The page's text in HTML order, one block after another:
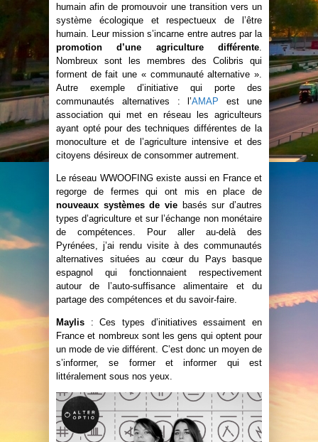
humain afin de promouvoir une transition vers un
système écologique et respectueux de l’être
humain. Leur mission s’incarne entre autres par la
promotion d’une agriculture différente
Nombreux sont les membres des Colibris qui
forment de fait une « communauté alternative ».
Autre exemple d’initiative qui porte des
communautés alternatives : l’AMAP est une
association qui met en réseau les agriculteurs
ayant opté pour des techniques différentes de la
monoculture et de l’agriculture intensive et des
citoyens désireux de consommer autrement.
Le réseau WWOOFING existe aussi en France et
regorge de fermes qui ont mis en place de
nouveaux systèmes de vie basés sur d’autres
types d’agriculture et sur l’échange non monétaire
de compétences. Pour aller au-delà des
Pyrénées, j’ai rendu visite à des communautés
alternatives situées au cœur du Pays basque
espagnol qui fonctionnaient respectivement
autour de l’auto-suffisance alimentaire et du
partage des compétences et du savoir-faire.
Maylis : Ces types d’initiatives essaiment en
France et nombreux sont les gens qui optent pour
un mode de vie différent. C’est donc un moyen de
s’informer, se former et informer qui est
littéralement sous nos yeux.